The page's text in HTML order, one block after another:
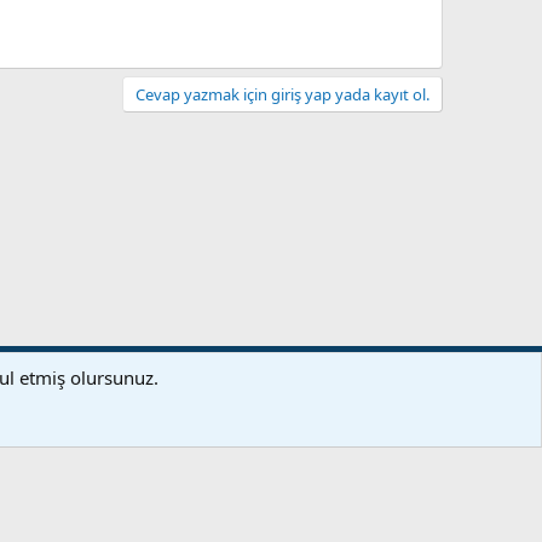
Cevap yazmak için giriş yap yada kayıt ol.
etmiş olursunuz.